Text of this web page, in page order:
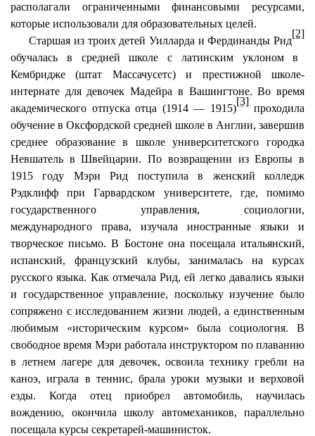
располагали ограниченными финансовыми ресурсами,
которые использовали для образовательных целей.
Старшая из троих детей Уилларда и Фердинанды Рид
[2]
обучалась в средней школе с латинским уклоном в
Кембридже (штат Массачусетс) и престижной школе-
интернате для девочек Мадейра в Вашингтоне. Во время
академического отпуска отца (1914 — 1915)
[3]
проходила
обучение в Оксфордской средней школе в Англии, завершив
среднее образование в школе университетского городка
Невшатель в Швейцарии. По возвращении из Европы в
1915 году Мэри Рид поступила в женский колледж
Рэдклифф при Гарвардском университете, где, помимо
государственного управления, социологии,
международного права, изучала иностранные языки и
творческое письмо. В Бостоне она посещала итальянский,
испанский, французский клубы, занималась на курсах
русского языка. Как отмечала Рид, ей легко давались языки
и государственное управление, поскольку изучение было
сопряжено с исследованием жизни людей, а единственным
любимым «историческим курсом» была социология. В
свободное время Мэри работала инструктором по плаванию
в летнем лагере для девочек, освоила технику гребли на
каноэ, играла в теннис, брала уроки музыки и верховой
езды. Когда отец приобрел автомобиль, научилась
вождению, окончила школу автомехаников, параллельно
посещала курсы секретарей-машинисток.